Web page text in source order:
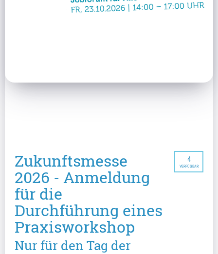
Zukunftsmesse
2026 - Anmeldung
für die
Durchführung eines
Praxisworkshop
Nur für den Tag der
4
VERFÜGBAR